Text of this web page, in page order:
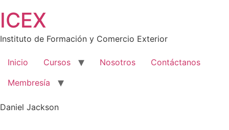
contenido
ICEX
Instituto de Formación y Comercio Exterior
Inicio Cursos Nosotros
Contáctanos
Membresía
Daniel Jackson